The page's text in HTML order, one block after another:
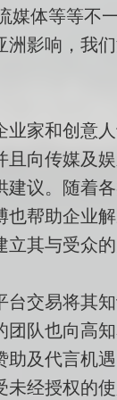
体等等不一
洲影响，我
业家和创意
向传媒及
建议。随着
帮助企业
其与受众的
交易将其
队也向高
助及代言机
经授权的